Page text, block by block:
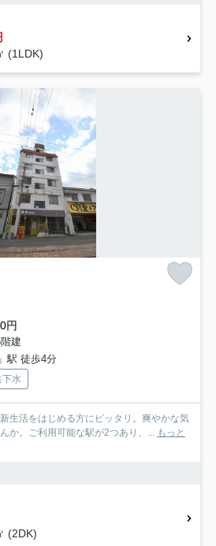
(1LDK)
円
建
駅 徒歩4分
下水
生活をはじめる方にピッタリ。爽やかな気
か。ご利用可能な駅が2つあり、...
もっと
(2DK)